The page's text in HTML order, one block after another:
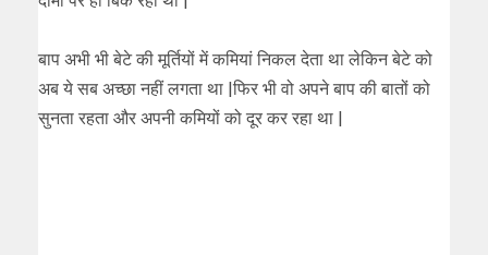
बाप अभी भी बेटे की मूर्तियों में कमियां निकल देता था लेकिन बेटे को
अब ये सब अच्छा नहीं लगता था |फिर भी वो अपने बाप की बातों को
सुनता रहता और अपनी कमियों को दूर कर रहा था |